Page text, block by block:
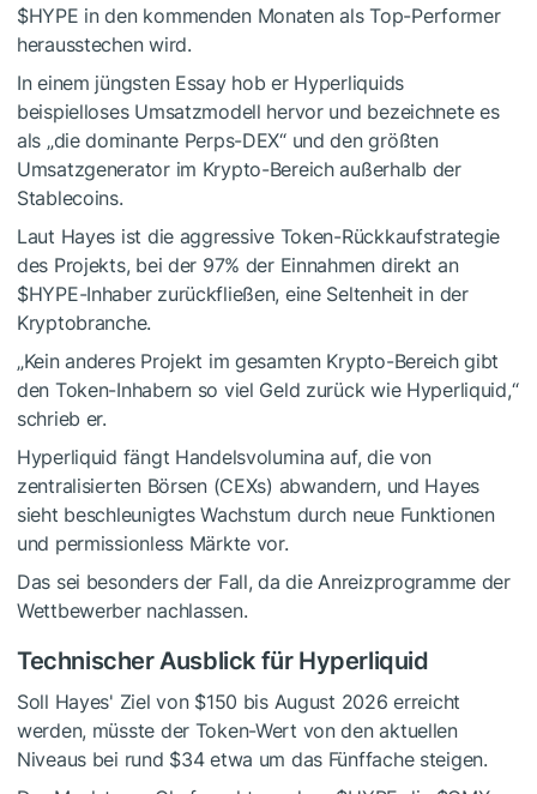
$HYPE in den kommenden Monaten als Top-Performer
herausstechen wird.
In einem jüngsten Essay hob er Hyperliquids
beispielloses Umsatzmodell hervor und bezeichnete es
als „die dominante Perps-DEX“ und den größten
Umsatzgenerator im Krypto-Bereich außerhalb der
Stablecoins.
Laut Hayes ist die aggressive Token-Rückkaufstrategie
des Projekts, bei der 97% der Einnahmen direkt an
$HYPE-Inhaber zurückfließen, eine Seltenheit in der
Kryptobranche.
„Kein anderes Projekt im gesamten Krypto-Bereich gibt
den Token-Inhabern so viel Geld zurück wie Hyperliquid,“
schrieb er.
Hyperliquid fängt Handelsvolumina auf, die von
zentralisierten Börsen (CEXs) abwandern, und Hayes
sieht beschleunigtes Wachstum durch neue Funktionen
und permissionless Märkte vor.
Das sei besonders der Fall, da die Anreizprogramme der
Wettbewerber nachlassen.
Technischer Ausblick für Hyperliquid
Soll Hayes' Ziel von $150 bis August 2026 erreicht
werden, müsste der Token-Wert von den aktuellen
Niveaus bei rund $34 etwa um das Fünffache steigen.